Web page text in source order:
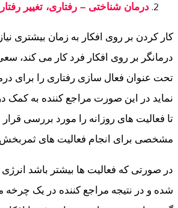
درمان شناختی – رفتاری، تغییر رفتار
کار کردن بر روی افکار به زمان بیشتری
درمانگر بر روی افکار فرد کار می کند،
تحت عنوان فعال سازی رفتاری را برای
نماید در این صورت مراجع کننده به کمک
تا فعالیت های روزانه را مورد بررسی قرار
مشخصی برای انجام فعالیت های ثمربخش
در صورتی که فعالیت ها بیشتر باشد انرژی
شده و در نتیجه مراجع کننده در یک چرخه